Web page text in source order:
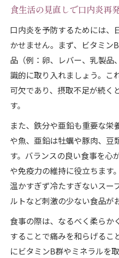
食生活の見直しで口内炎再
口内炎を予防するためには、
かせません。まず、ビタミン
品（例：卵、レバー、乳製品
識的に取り入れましょう。こ
可欠であり、摂取不足が続く
す。
また、鉄分や亜鉛も重要な栄
や魚、亜鉛は牡蠣や豚肉、豆
す。バランスの良い食事を心
や免疫力の維持に役立ちます
温かすぎず冷たすぎないスー
ルトなど刺激の少ない食品が
食事の際は、なるべく柔らか
することで痛みを和らげるこ
にビタミンB群やミネラルを